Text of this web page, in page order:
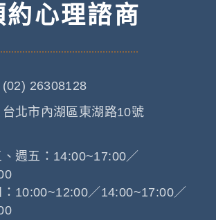
約心理諮商
26308128
北市內湖區東湖路10號
週五：14:00~17:00／
10:00~12:00／14:00~17:00／